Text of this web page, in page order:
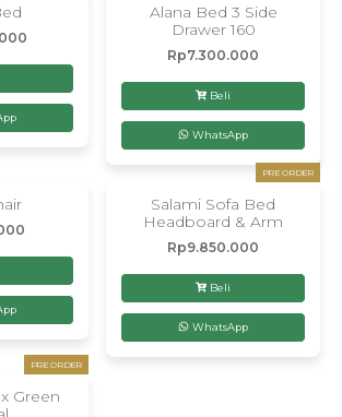
Alana Bed 3 Side
Drawer 160
Rp7.300.000
Beli
WhatsApp
PRE ORDER
Salami Sofa Bed
Headboard & Arm
Rp9.850.000
Beli
WhatsApp
PRE ORDER
Green